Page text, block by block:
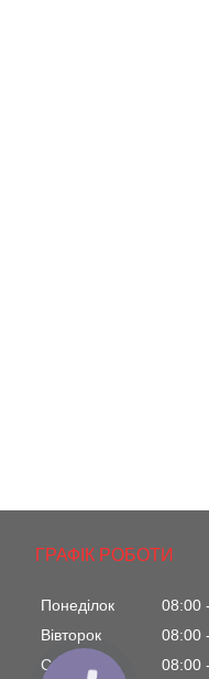
ГРАФІК РОБОТИ
Понеділок 08:00
Вівторок
08:00
Середа
08:00